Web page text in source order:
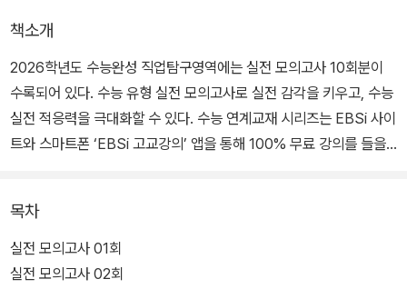
책소개
2026학년도 수능완성 직업탐구영역에는 실전 모의고사 10회분이
수록되어 있다. 수능 유형 실전 모의고사로 실전 감각을 키우고, 수능
실전 적응력을 극대화할 수 있다. 수능 연계교재 시리즈는 EBSi 사이
트와 스마트폰 ‘EBSi 고교강의’ 앱을 통해 100% 무료 강의를 들을
목차
실전 모의고사 01회
실전 모의고사 02회